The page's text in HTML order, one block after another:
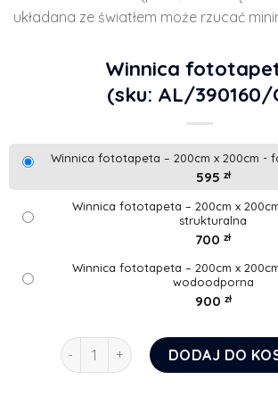
układana ze światłem może rzucać
Winnica
(sku: AL/390160/
Winnica fototapeta – 200cm x 200cm -
595 zł
Winnica fototapeta – 200cm x
strukturalna
700 zł
Winnica fototapeta – 200cm x
wodoodporna
900 zł
ilość Winnica fototapeta
DODAJ DO